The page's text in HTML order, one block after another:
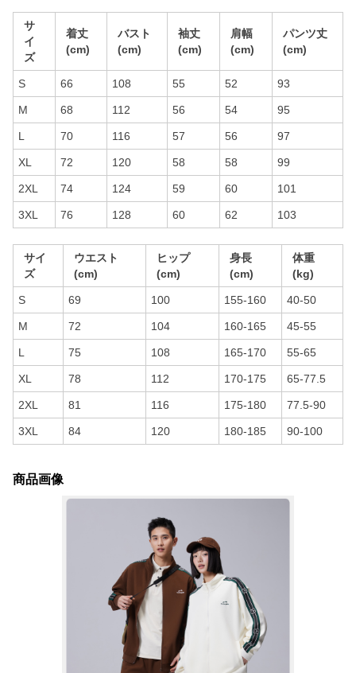
サ
イ
ズ
着丈
(cm)
バスト
(cm)
袖丈
(cm)
肩幅
(cm)
パンツ丈
(cm)
S 66 108 55 52 93
M 68 112 56 54 95
L 70 116 57 56 97
XL 72 120 58 58 99
2XL 74 124 59 60 101
3XL 76 128 60 62 103
サイ
ズ
ウエスト
(cm)
ヒップ
(cm)
身長
(cm)
体重
(kg)
S 69 100 155-160 40-50
M 72 104 160-165 45-55
L 75 108 165-170 55-65
XL 78 112 170-175 65-77.5
2XL 81 116 175-180 77.5-90
3XL 84 120 180-185 90-100
商品画像